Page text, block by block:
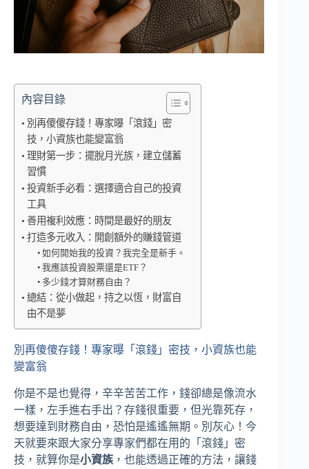
內容目錄
別再傻傻存錢！專家曝「滾錢」密
技，小資族也能變富翁
理財第一步：擺脫月光族，建立儲蓄
習慣
投資新手必看：選擇適合自己的投資
工具
善用複利效應：時間是最好的朋友
打造多元收入：開創額外的賺錢管道
如何開始我的投資？我完全是新手。
我應該投資股票還是ETF？
多少錢才算財務自由？
總結：從小做起，持之以恆，財富自
由不是夢
別再傻傻存錢！專家曝「滾錢」密技，小資族也能
變富翁
你是不是也覺得，辛辛苦苦工作，錢卻總是像流水
一樣，左手進右手出？存錢很重要，但光靠死存，
想要達到財務自由，恐怕是遙遙無期。別灰心！今
天就要來跟大家分享專家們都在用的「滾錢」密
技，就算你是小資族 ，也能透過正確的方法，讓錢